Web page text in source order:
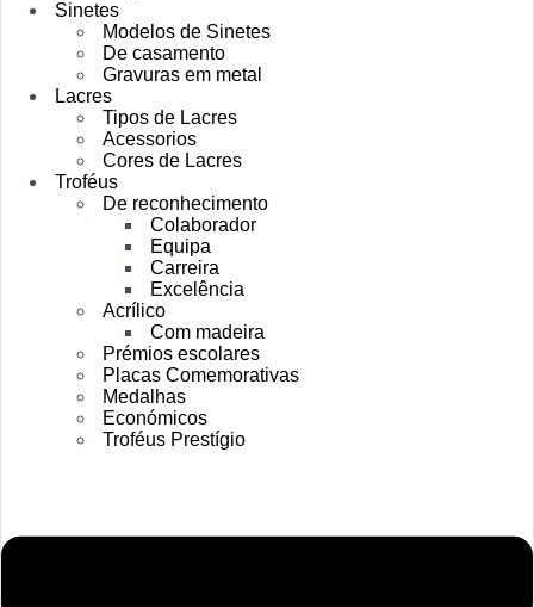
Sinetes
Modelos de Sinetes
De casamento
Gravuras em metal
Lacres
Tipos de Lacres
Acessorios
Cores de Lacres
Troféus
De reconhecimento
Colaborador
Equipa
Carreira
Excelência
Acrílico
Com madeira
Prémios escolares
Placas Comemorativas
Medalhas
Económicos
Troféus Prestígio